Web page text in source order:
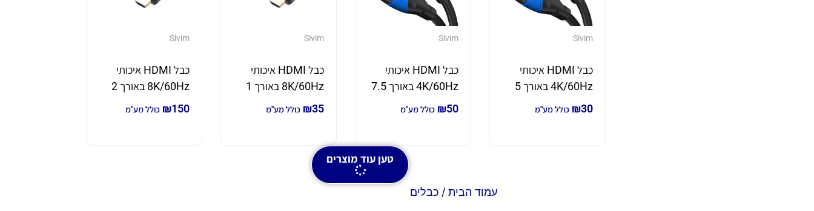
Sivim
כבל HDMI איכותי
4K/60Hz באורך 5
מטר₪30 כולל מע"מ
Sivim
כבל HDMI איכותי
4K/60Hz באורך 7.5
מטר₪50 כולל מע"מ
Sivim
כבל HDMI איכותי
8K/60Hz באורך 1
מטר₪35 כולל מע"מ
Sivim
כבל HDMI איכותי
8K/60Hz באורך 2
מטר₪150 כולל מע"מ
טען עוד מוצרים
עמוד הבית / כבלים